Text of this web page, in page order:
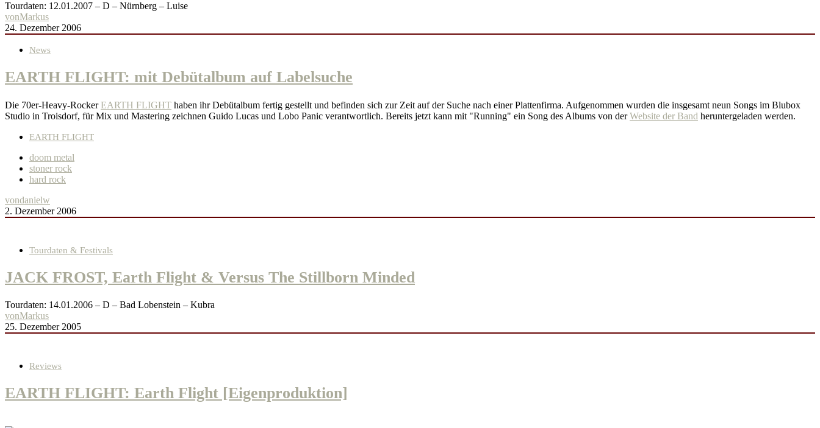
Tourdaten: 12.01.2007 – D – Nürnberg – Luise
vonMarkus
24. Dezember 2006
News
EARTH FLIGHT: mit Debütalbum auf Labelsuche
Die 70er-Heavy-RockerEARTH FLIGHT haben ihr Debütalbum fertig gestellt und befinden sich zur Zeit auf der Suche nach einer Plattenfirma. Aufgenommen wurden die insgesamt neun Songs im Blubox
Studio in Troisdorf, für Mix und Mastering zeichnen Guido Lucas und Lobo Panic verantwortlich. Bereits jetzt kann mit "Running" ein Song des Albums von derWebsite der Band heruntergeladen werden.
EARTH FLIGHT
doom metal
stoner rock
hard rock
vondanielw
2. Dezember 2006
Tourdaten & Festivals
JACK FROST, Earth Flight & Versus The Stillborn Minded
Tourdaten: 14.01.2006 – D – Bad Lobenstein – Kubra
vonMarkus
25. Dezember 2005
Reviews
EARTH FLIGHT: Earth Flight [Eigenproduktion]